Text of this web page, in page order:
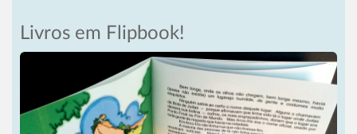
Livros em Flipbook!